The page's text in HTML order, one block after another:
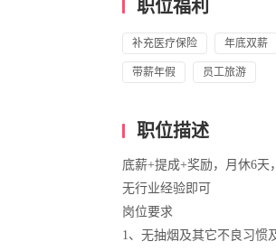
职位福利
补充医疗保险 年底双薪
带薪年假 员工旅游
职位描述
底薪+提成+奖励，月休6天
无行业经验即可
岗位要求
1、无抽烟及其它不良习惯